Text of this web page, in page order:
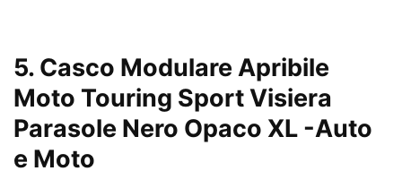
5. Casco Modulare Apribile
Moto Touring Sport Visiera
Parasole Nero Opaco XL -Auto
e Moto